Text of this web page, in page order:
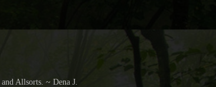
Allsorts. ~ Dena J.